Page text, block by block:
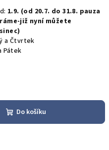
1.9. (od 20.7. do 31.8. pauza
již nyní můžete
a Čtvrtek
Pátek
Do košíku